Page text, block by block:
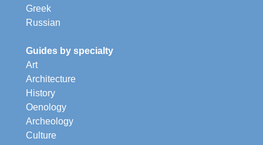
Greek
Russian
Guides by specialty
Art
Architecture
History
Oenology
Archeology
Culture